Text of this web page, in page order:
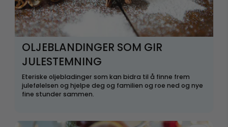
OLJEBLANDINGER SOM GIR
JULESTEMNING
Eteriske oljebladinger som kan bidra til å finne frem
julefølelsen og hjelpe deg og familien og roe ned og nye
fine stunder sammen.